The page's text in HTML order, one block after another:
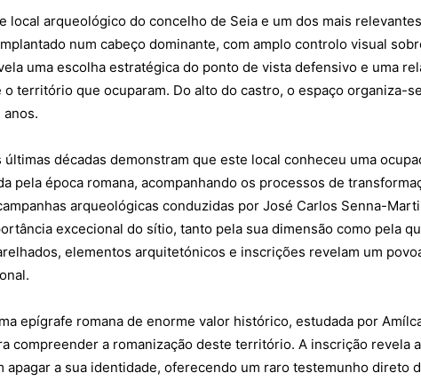
E LAZER
E INOVAÇÃO
PENSADORES
PELO
DOS LEITORES
POR AÍ
Seia em Números
AUTÁRQUICAS 2025
em Seia
editorial Sobre o Jornal Contactos Ficha Técnica
local arqueológico do concelho de Seia e um dos mais relevantes
num cabeço dominante, com amplo controlo visual
uma escolha estratégica do ponto de vista defensivo e uma
território que ocuparam. Do alto do castro, o espaço organiza-
décadas demonstram que este local conheceu uma
pela época romana, acompanhando os processos de
arqueológicas conduzidas por José Carlos Senna-
excecional do sítio, tanto pela sua dimensão como pela
elementos arquitetónicos e inscrições revelam um
epígrafe romana de enorme valor histórico, estudada por
compreender a romanização deste território. A inscrição revela a
a sua identidade, oferecendo um raro testemunho direto